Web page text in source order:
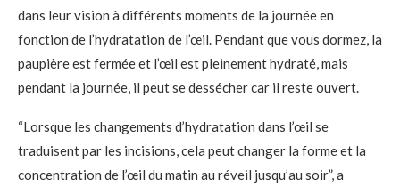
dans leur vision à différents moments de la journée en
fonction de l’hydratation de l’œil. Pendant que vous dormez, la
paupière est fermée et l’œil est pleinement hydraté, mais
pendant la journée, il peut se dessécher car il reste ouvert.
“Lorsque les changements d’hydratation dans l’œil se
traduisent par les incisions, cela peut changer la forme et la
concentration de l’œil du matin au réveil jusqu’au soir”, a